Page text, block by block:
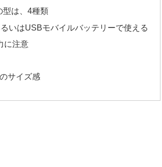
型は、4種類
いはUSBモバイルバッテリーで使える
に注意
サイズ感